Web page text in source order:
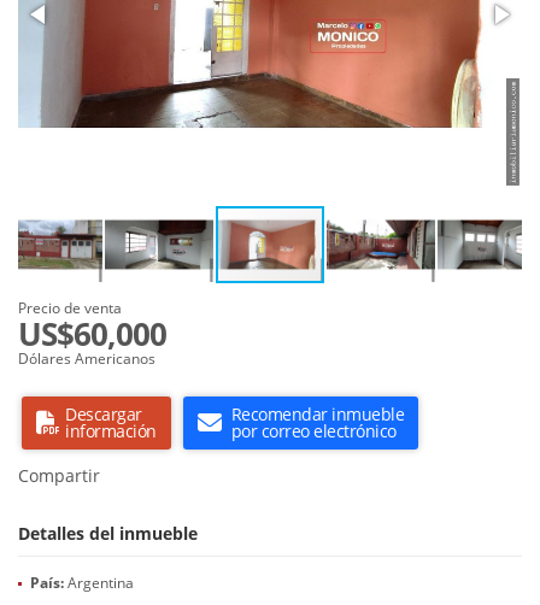
Precio de venta
US$60,000
Dólares Americanos
Descargar
información
Recomendar inmueble
por correo electrónico
Compartir
Detalles del inmueble
País:Argentina